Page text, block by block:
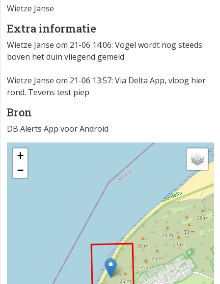
Wietze Janse
Extra informatie
Wietze Janse om 21-06 14:06: Vogel wordt nog steeds
boven het duin vliegend gemeld
Wietze Janse om 21-06 13:57: Via Delta App, vloog hier
rond. Tevens test piep
Bron
DB Alerts App voor Android
+
−